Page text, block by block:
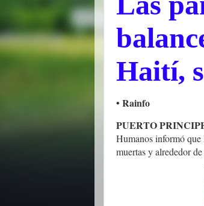
Haití,
• Rainfo
PUERTO
Humanos informó que
muertas y alrededor